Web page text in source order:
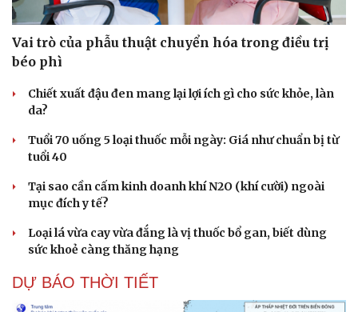
Vai trò của phẫu thuật chuyển hóa trong điều trị
béo phì
Chiết xuất đậu đen mang lại lợi ích gì cho sức khỏe, làn
da?
Tuổi 70 uống 5 loại thuốc mỗi ngày: Giá như chuẩn bị từ
tuổi 40
Tại sao cần cấm kinh doanh khí N2O (khí cười) ngoài
mục đích y tế?
Loại lá vừa cay vừa đắng là vị thuốc bổ gan, biết dùng
sức khoẻ càng thăng hạng
DỰ BÁO THỜI TIẾT